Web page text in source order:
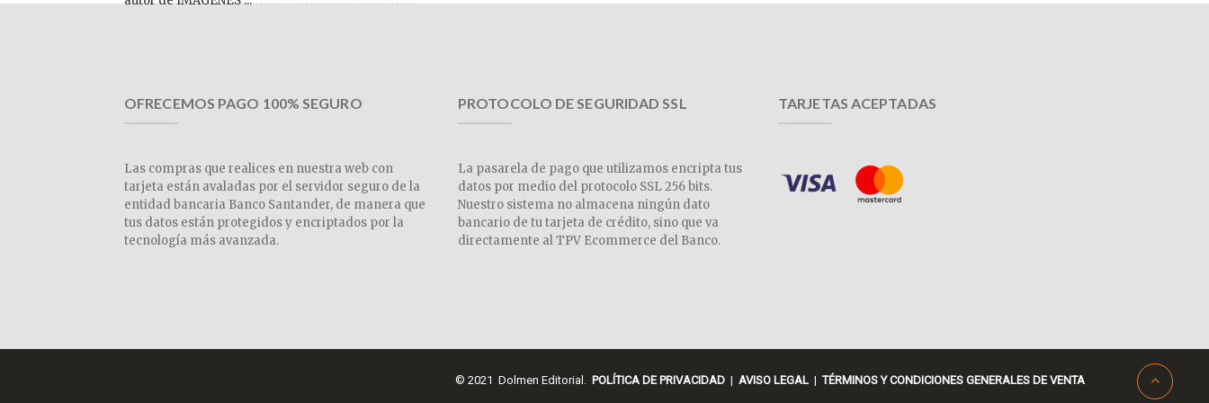
OFRECEMOS PAGO 100% SEGURO
Las compras que realices en nuestra web con
tarjeta están avaladas por el servidor seguro de la
entidad bancaria Banco Santander, de manera que
tus datos están protegidos y encriptados por la
tecnología más avanzada.
PROTOCOLO DE SEGURIDAD SSL
La pasarela de pago que utilizamos encripta tus
datos por medio del protocolo SSL 256 bits.
Nuestro sistema no almacena ningún dato
bancario de tu tarjeta de crédito, sino que va
directamente al TPV Ecommerce del Banco.
TARJETAS ACEPTADAS
© 2021 Dolmen Editorial. POLÍTICA DE PRIVACIDAD | AVISO LEGAL |TÉRMINOS Y CONDICIONES GENERALES DE VENTA